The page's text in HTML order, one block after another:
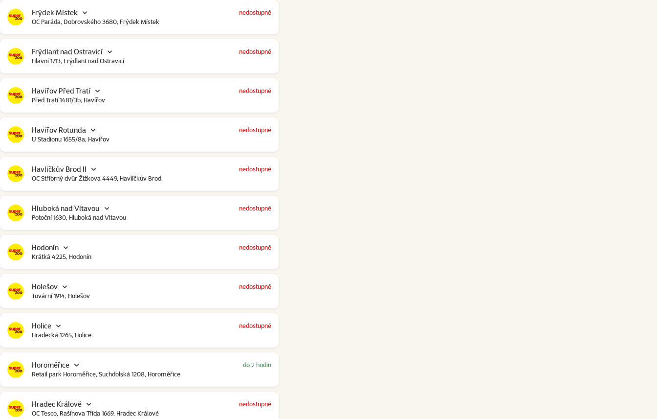
Frýdek Místek
OC Paráda, Dobrovského 3680, Frýdek Místek
nedostupné
Frýdlant nad Ostravicí
Hlavní 1713, Frýdlant nad Ostravicí
nedostupné
Havířov Před Tratí
Před Tratí 1481/3b, Havířov
nedostupné
Havířov Rotunda
U Stadionu 1655/8a, Havířov
nedostupné
Havlíčkův Brod II
OC Stříbrný dvůr Žižkova 4449, Havlíčkův Brod
nedostupné
Hluboká nad Vltavou
Potoční 1630, Hluboká nad Vltavou
nedostupné
Hodonín
Krátká 4225, Hodonín
nedostupné
Holešov
Tovární 1914, Holešov
nedostupné
Holice
Hradecká 1265, Holice
nedostupné
Horoměřice
Retail park Horoměřice, Suchdolská 1208, Horoměřice
do 2 hodin
Hradec Králové
OC Tesco, Rašínova Třída 1669, Hradec Králové
nedostupné